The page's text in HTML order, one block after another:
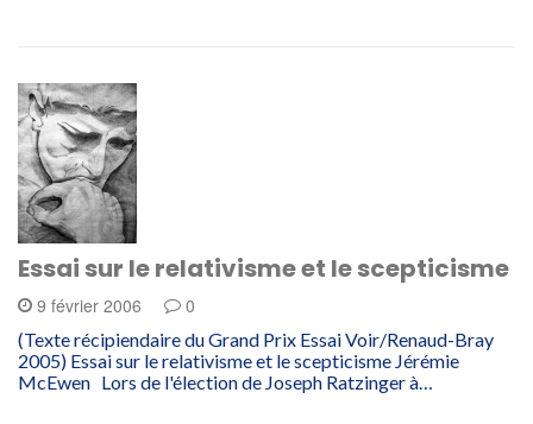
Essai sur le relativisme et le scepticisme
9 février 2006 0
(Texte récipiendaire du Grand Prix Essai Voir/Renaud-Bray
2005) Essai sur le relativisme et le scepticisme Jérémie
McEwen Lors de l'élection de Joseph Ratzinger à…